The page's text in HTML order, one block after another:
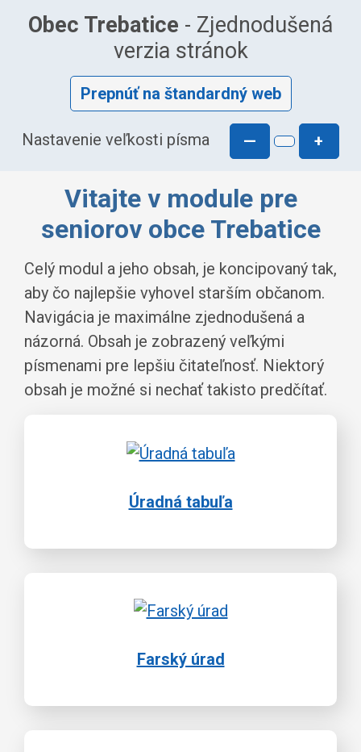
Obec Trebatice - Zjednodušená
verzia stránok
Prepnúť na štandardný web
Nastavenie veľkosti písma — +
Vitajte v module pre
seniorov obce Trebatice
Celý modul a jeho obsah, je koncipovaný tak,
aby čo najlepšie vyhovel starším občanom.
Navigácia je maximálne zjednodušená a
názorná. Obsah je zobrazený veľkými
písmenami pre lepšiu čitateľnosť. Niektorý
obsah je možné si nechať takisto predčítať.
Úradná tabuľa
Farský úrad